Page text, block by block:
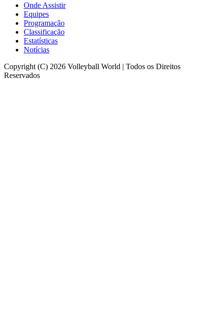
Onde Assistir
Equipes
Programação
Classificação
Estatísticas
Notícias
Copyright (C) 2026 Volleyball World | Todos os Direitos
Reservados